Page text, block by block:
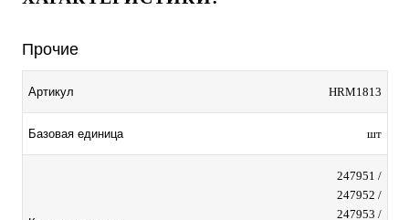
Прочие
Артикул HRM1813
Базовая единица шт
247951 /
247952 /
247953 /